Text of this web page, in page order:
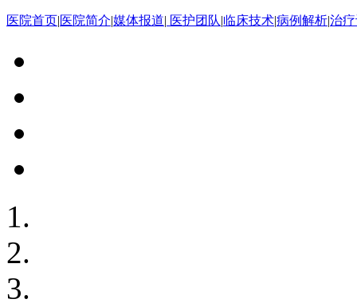
医院首页|医院简介|媒体报道| 医护团队|临床技术|病例解析|治